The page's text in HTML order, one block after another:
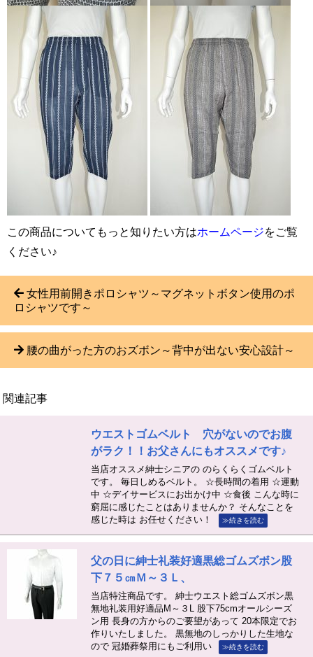
この商品についてもっと知りたい方はホームページをご覧
ください♪
女性用前開きポロシャツ～マグネットボタン使用のポ
ロシャツです～
腰の曲がった方のおズボン～背中が出ない安心設計～
関連記事
ウエストゴムベルト 穴がないのでお腹
がラク！！お父さんにもオススメです♪
当店オススメ紳士シニアの のらくらくゴムベルト
です。 毎日しめるベルト。 ☆長時間の着用 ☆運動
中 ☆デイサービスにお出かけ中 ☆食後 こんな時に
窮屈に感じたことはありませんか？ そんなことを
感じた時は お任せください！
≫続きを読む
父の日に紳士礼装好適黒総ゴムズボン股
下７５㎝Ｍ～３Ｌ、
当店特注商品です。 紳士ウエスト総ゴムズボン黒
無地礼装用好適品M～３L 股下75cmオールシーズ
ン用 長身の方からのご要望があって 20本限定でお
作りいたしました。 黒無地のしっかりした生地な
ので 冠婚葬祭用にもご利用い
≫続きを読む